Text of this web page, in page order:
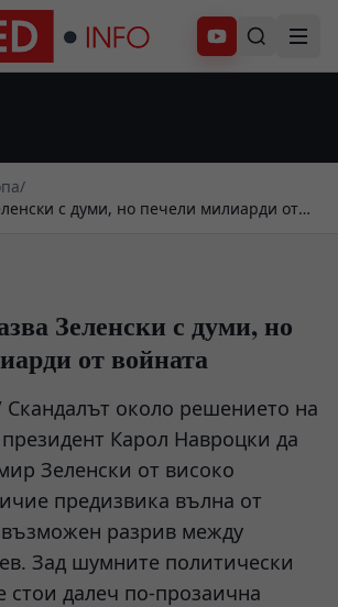
Абонирай се
/
с думи, но печели милиарди от
Зеленски с думи, но
от войната
около решението на
Карол Навроцки да
Зеленски от високо
предизвика вълна от
разрив между
Зад шумните политически
стои далеч по-прозаична